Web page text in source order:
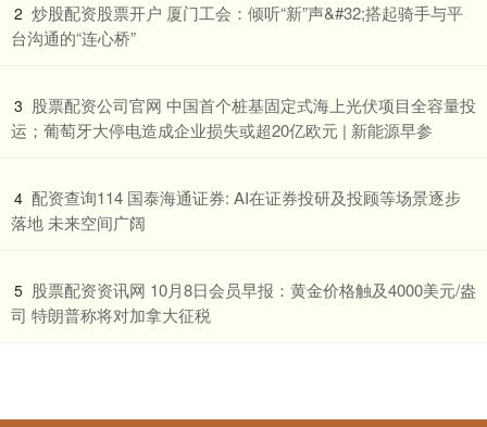
2 ​炒股配资股票开户 厦门工会：倾听“新”声&#32;搭起骑手与平
台沟通的“连心桥”
3 ​股票配资公司官网 中国首个桩基固定式海上光伏项目全容量投
运；葡萄牙大停电造成企业损失或超20亿欧元 | 新能源早参
4 ​配资查询114 国泰海通证券: AI在证券投研及投顾等场景逐步
落地 未来空间广阔
5 ​股票配资资讯网 10月8日会员早报：黄金价格触及4000美元/盎
司 特朗普称将对加拿大征税